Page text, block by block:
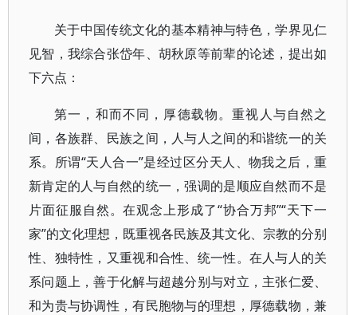
关于中国传统文化的基本精神与特色，学界见仁
见智，我综合张岱年、胡秋原等前辈的论述，提出如
下六点：
第一，和而不同，厚德载物。重视人与自然之
间，各族群、民族之间，人与人之间的和谐统一的关
系。所谓“天人合一”是经过区分天人、物我之后，重
新肯定的人与自然的统一，强调的是顺应自然而不是
片面征服自然。在观念上形成了“协合万邦”“天下一
家”的文化理想，既重视各民族及其文化、宗教的分别
性、独特性，又重视和合性、统一性。在人与人的关
系问题上，善于化解与超越分别与对立，主张仁爱、
和为贵与协调性，有民胞物与的理想，厚德载物，兼